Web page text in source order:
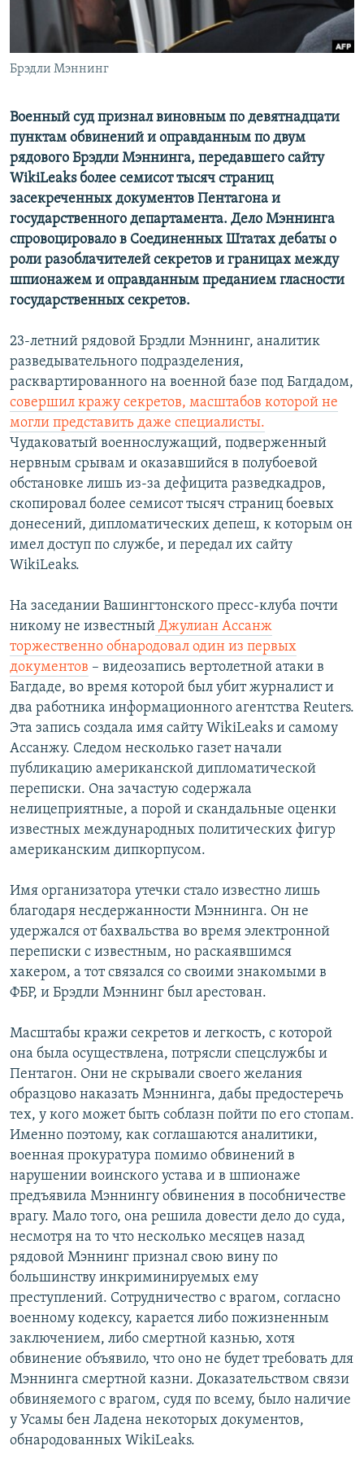
Հայերեն
English
Все сайты Радио Азатутюн
Брэдли Мэннинг
Военный суд признал виновным по девятнадцати
пунктам обвинений и оправданным по двум
рядового Брэдли Мэннинга, передавшего сайту
WikiLeaks более семисот тысяч страниц
засекреченных документов Пентагона и
государственного департамента. Дело Мэннинга
спровоцировало в Соединенных Штатах дебаты о
роли разоблачителей секретов и границах между
шпионажем и оправданным преданием гласности
государственных секретов.
23-летний рядовой Брэдли Мэннинг, аналитик
разведывательного подразделения,
расквартированного на военной базе под Багдадом,
совершил кражу секретов, масштабов которой не
могли представить даже специалисты.
Чудаковатый военнослужащий, подверженный
нервным срывам и оказавшийся в полубоевой
обстановке лишь из-за дефицита разведкадров,
скопировал более семисот тысяч страниц боевых
донесений, дипломатических депеш, к которым он
имел доступ по службе, и передал их сайту
WikiLeaks.
На заседании Вашингтонского пресс-клуба почти
никому не известный Джулиан Ассанж
торжественно обнародовал один из первых
документов – видеозапись вертолетной атаки в
Багдаде, во время которой был убит журналист и
два работника информационного агентства Reuters.
Эта запись создала имя сайту WikiLeaks и самому
Ассанжу. Следом несколько газет начали
публикацию американской дипломатической
переписки. Она зачастую содержала
нелицеприятные, а порой и скандальные оценки
известных международных политических фигур
американским дипкорпусом.
Имя организатора утечки стало известно лишь
благодаря несдержанности Мэннинга. Он не
удержался от бахвальства во время электронной
переписки с известным, но раскаявшимся
хакером, а тот связался со своими знакомыми в
ФБР, и Брэдли Мэннинг был арестован.
Масштабы кражи секретов и легкость, с которой
она была осуществлена, потрясли спецслужбы и
Пентагон. Они не скрывали своего желания
образцово наказать Мэннинга, дабы предостеречь
тех, у кого может быть соблазн пойти по его стопам.
Именно поэтому, как соглашаются аналитики,
военная прокуратура помимо обвинений в
нарушении воинского устава и в шпионаже
предъявила Мэннингу обвинения в пособничестве
врагу. Мало того, она решила довести дело до суда,
несмотря на то что несколько месяцев назад
рядовой Мэннинг признал свою вину по
большинству инкриминируемых ему
преступлений. Сотрудничество с врагом, согласно
военному кодексу, карается либо пожизненным
заключением, либо смертной казнью, хотя
обвинение объявило, что оно не будет требовать для
Мэннинга смертной казни. Доказательством связи
обвиняемого с врагом, судя по всему, было наличие
у Усамы бен Ладена некоторых документов,
обнародованных WikiLeaks.